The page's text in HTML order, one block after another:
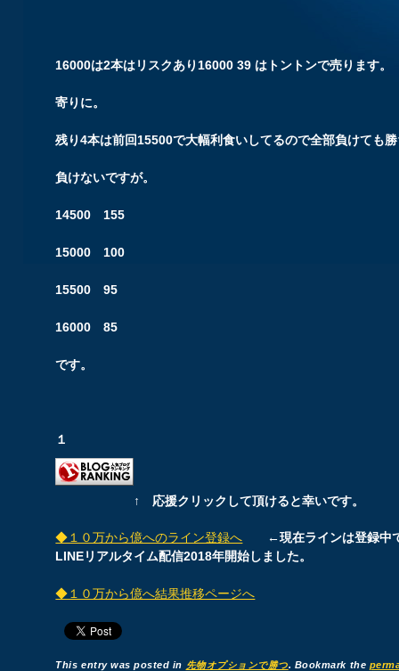
16000は2本はリスクあり16000 39 はトントンで売ります。
寄りに。
残り4本は前回15500で大幅利食いしてるので全部負けても
負けないですが。
14500 155
15000 100
15500 95
16000 85
です。
１
↑ 応援クリックして頂けると幸いです。
◆１０万から億へのライン登録へ ←現在ラインは登録中
LINEリアルタイム配信2018年開始しました。
◆１０万から億へ結果推移ページへ
This entry was posted in 先物オプションで勝つ. Bookmark the